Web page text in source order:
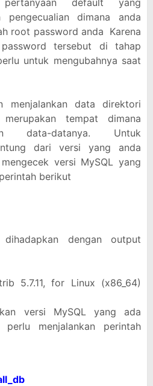
default yang
pengecualian dimana anda
root password anda Karena
tersebut di tahap
untuk mengubahnya saat
menjalankan data direktori
tempat dimana
data-datanya. Untuk
dari versi yang anda
versi MySQL yang
berikut
dengan output
5.7.11, for Linux (x86_64)
versi MySQL yang ada
menjalankan perintah